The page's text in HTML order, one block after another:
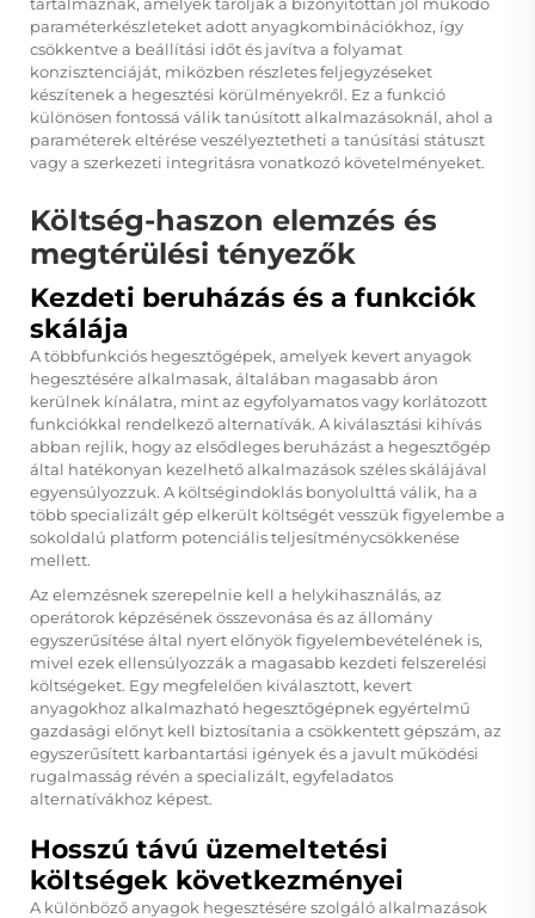
paraméterkészleteket adott anyagkombinációkhoz, így
csökkentve a beállítási időt és javítva a folyamat
konzisztenciáját, miközben részletes feljegyzéseket
készítenek a hegesztési körülményekről. Ez a funkció
különösen fontossá válik tanúsított alkalmazásoknál, ahol a
paraméterek eltérése veszélyeztetheti a tanúsítási státuszt
vagy a szerkezeti integritásra vonatkozó követelményeket.
Költség-haszon elemzés és
megtérülési tényezők
Kezdeti beruházás és a funkciók
skálája
A többfunkciós hegesztőgépek, amelyek kevert anyagok
hegesztésére alkalmasak, általában magasabb áron
kerülnek kínálatra, mint az egyfolyamatos vagy korlátozott
funkciókkal rendelkező alternatívák. A kiválasztási kihívás
abban rejlik, hogy az elsődleges beruházást a hegesztőgép
által hatékonyan kezelhető alkalmazások széles skálájával
egyensúlyozzuk. A költségindoklás bonyolulttá válik, ha a
több specializált gép elkerült költségét vesszük figyelembe a
sokoldalú platform potenciális teljesítménycsökkenése
mellett.
Az elemzésnek szerepelnie kell a helykihasználás, az
operátorok képzésének összevonása és az állomány
egyszerűsítése által nyert előnyök figyelembevételének is,
mivel ezek ellensúlyozzák a magasabb kezdeti felszerelési
költségeket. Egy megfelelően kiválasztott, kevert
anyagokhoz alkalmazható hegesztőgépnek egyértelmű
gazdasági előnyt kell biztosítania a csökkentett gépszám, az
egyszerűsített karbantartási igények és a javult működési
rugalmasság révén a specializált, egyfeladatos
alternatívákhoz képest.
Hosszú távú üzemeltetési
költségek következményei
A különböző anyagok hegesztésére szolgáló alkalmazások